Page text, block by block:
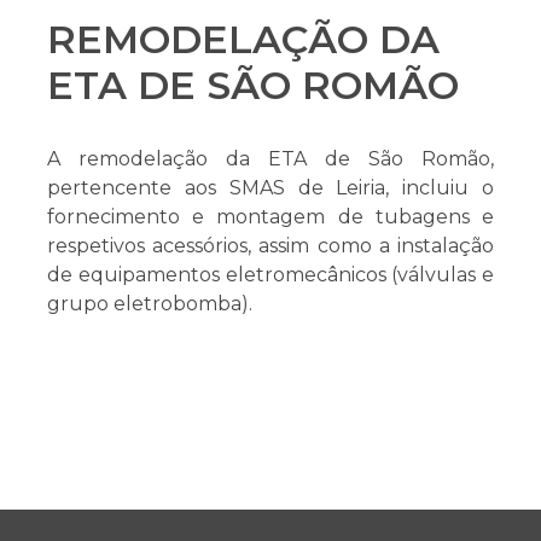
REMODELAÇÃO DA
ETA DE SÃO ROMÃO
A remodelação da ETA de São Romão,
pertencente aos SMAS de Leiria, incluiu o
fornecimento e montagem de tubagens e
respetivos acessórios, assim como a instalação
de equipamentos eletromecânicos (válvulas e
grupo eletrobomba).